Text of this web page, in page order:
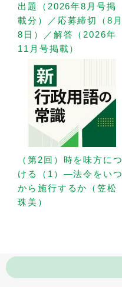
出題（2026年8月号掲
載分）／応募締切（8月
8日）／解答（2026年
11月号掲載）
（第2回）時を味方につ
ける（1）—法令をいつ
から施行するか（笠松
珠美）